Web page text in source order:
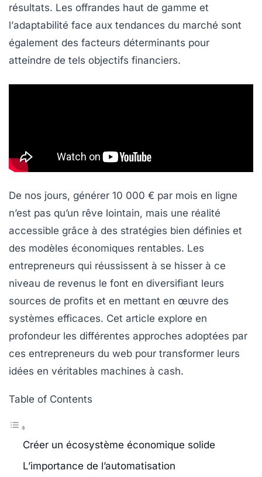
résultats. Les offrandes haut de gamme et
l’adaptabilité face aux tendances du marché sont
également des facteurs déterminants pour
atteindre de tels objectifs financiers.
De nos jours, générer 10 000 € par mois en ligne
n’est pas qu’un rêve lointain, mais une réalité
accessible grâce à des stratégies bien définies et
des modèles économiques rentables. Les
entrepreneurs qui réussissent à se hisser à ce
niveau de revenus le font en diversifiant leurs
sources de profits et en mettant en œuvre des
systèmes efficaces. Cet article explore en
profondeur les différentes approches adoptées par
ces entrepreneurs du web pour transformer leurs
idées en véritables machines à cash.
Table of Contents
Créer un écosystème économique solide
L’importance de l’automatisation